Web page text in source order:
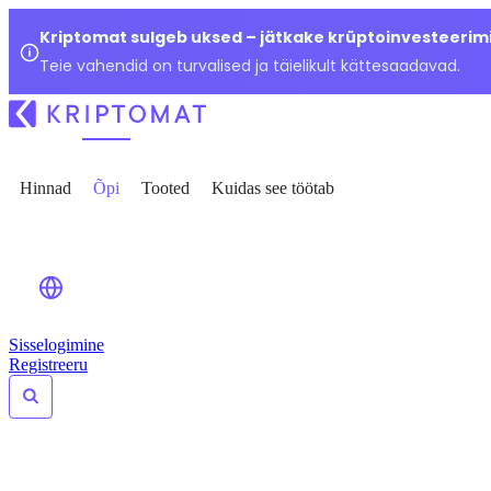
Kriptomat sulgeb uksed – jätkake
Teie vahendid on turvalised ja täielikult kättesaadavad.
Hinnad Õpi Tooted Kuidas see töötab
Sisselogimine
Registreeru